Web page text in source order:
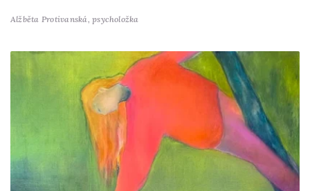
Alžběta Protivanská,psycholožka